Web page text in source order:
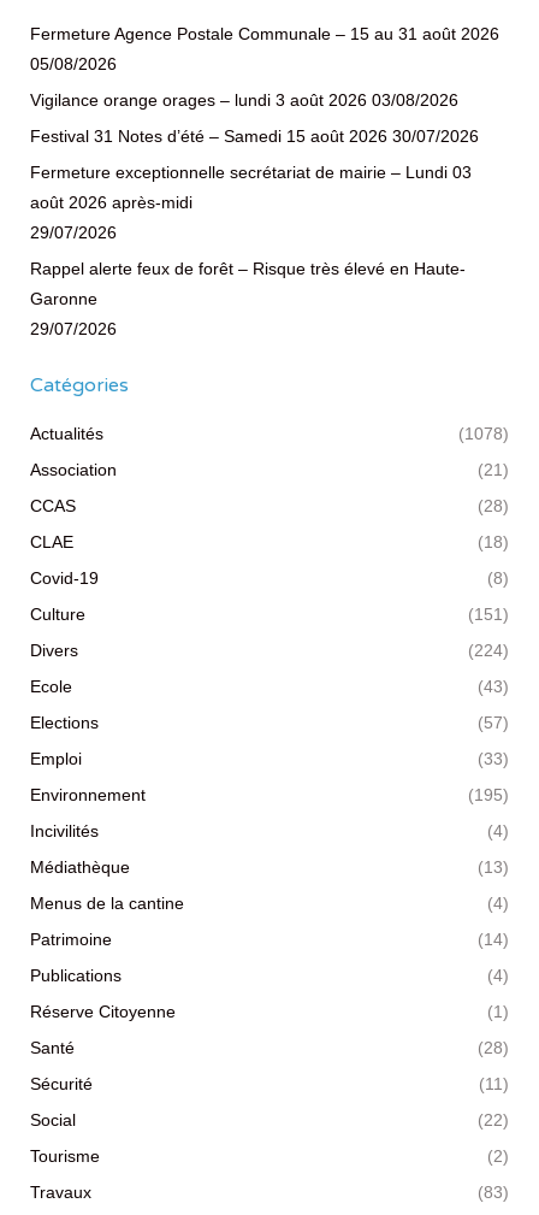
Fermeture Agence Postale Communale – 15 au 31 août 2026
05/08/2026
Vigilance orange orages – lundi 3 août 2026 03/08/2026
Festival 31 Notes d’été – Samedi 15 août 2026 30/07/2026
Fermeture exceptionnelle secrétariat de mairie – Lundi 03
août 2026 après-midi
29/07/2026
Rappel alerte feux de forêt – Risque très élevé en Haute-
Garonne
29/07/2026
Catégories
Actualités
(1078)
Association
(21)
CCAS
(28)
CLAE
(18)
Covid-19
(8)
Culture
(151)
Divers
(224)
Ecole
(43)
Elections
(57)
Emploi
(33)
Environnement
(195)
Incivilités
(4)
Médiathèque
(13)
Menus de la cantine
(4)
Patrimoine
(14)
Publications
(4)
Réserve Citoyenne
(1)
Santé
(28)
Sécurité
(11)
Social
(22)
Tourisme
(2)
Travaux
(83)